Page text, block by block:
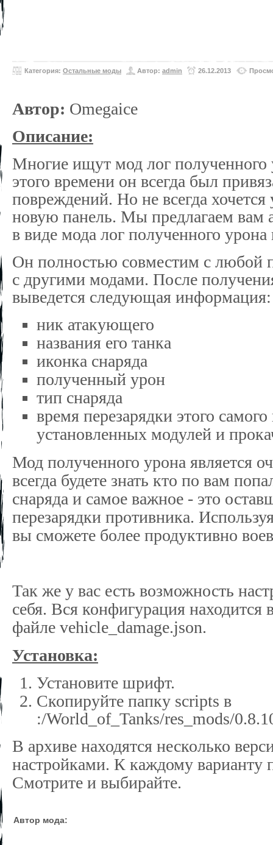
Категория: Остальные моды Автор: admin 26.12.2013
Автор: Omegaice
Описание:
Многие ищут мод лог полученного
этого времени он всегда был
повреждений. Но не всегда хочется
новую панель. Мы предлагаем вам
в виде мода лог полученного урона
Он полностью совместим с любой
с другими модами. После
выведется следующая информация:
ник атакующего
названия его танка
иконка снаряда
полученный урон
тип снаряда
время перезарядки этого
установленных модулей и
Мод полученного урона является
всегда будете знать кто по вам
снаряда и самое важное - это
перезарядки противника.
вы сможете более продуктивно
Так же у вас есть возможность
себя. Вся конфигурация находится
файле vehicle_damage.json.
Установка:
Установите шрифт.
Cкопируйте папку scripts в
:/World_of_Tanks/res_mods/
В архиве находятся несколько
настройками. К каждому варианту
Смотрите и выбирайте.
Автор мода: